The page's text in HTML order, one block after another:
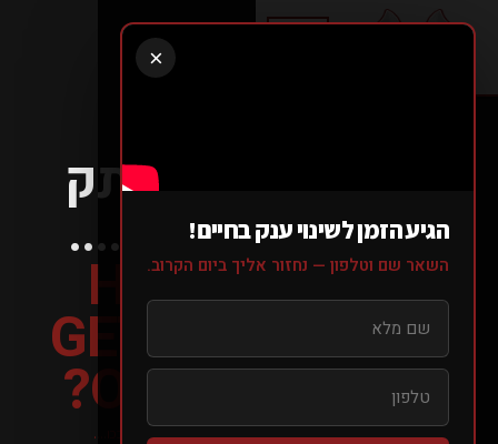
איך מגיעים לוותק
של 8 שנים בכו....
HOW DO YOU
GET TO 8 YEARS
OF SENIORITY?
עמוד הבית>בלוג>
>איך מגיעים לוותק של 8 שנים בכו....
×
הגיע הזמן לשינוי ענק בחיים!
השאר שם וטלפון — נחזור אליך ביום הקרוב.